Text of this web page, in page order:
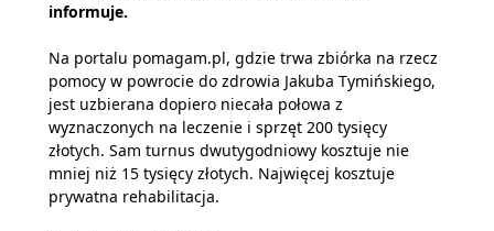
informuje.
Na portalu pomagam.pl, gdzie trwa zbiórka na rzecz
pomocy w powrocie do zdrowia Jakuba Tymińskiego,
jest uzbierana dopiero niecała połowa z
wyznaczonych na leczenie i sprzęt 200 tysięcy
złotych. Sam turnus dwutygodniowy kosztuje nie
mniej niż 15 tysięcy złotych. Najwięcej kosztuje
prywatna rehabilitacja.